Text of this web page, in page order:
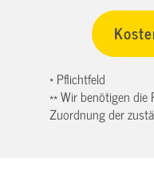
* Pflichtfeld
** Wir benötigen die
Zuordnung der